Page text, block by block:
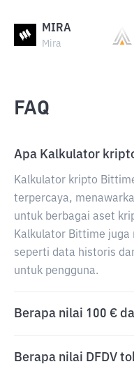
MIRA
Mira
FAQ
Apa Kalkulator
Kalkulator kripto
terpercaya,
untuk berbagai aset
Kalkulator Bittime
seperti data historis
untuk pengguna.
Berapa nilai 100 €
Berapa nilai DFDV